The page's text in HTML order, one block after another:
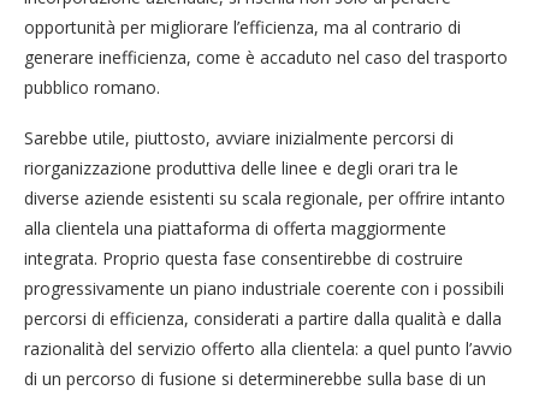
opportunità per migliorare l’efficienza, ma al contrario di
generare inefficienza, come è accaduto nel caso del trasporto
pubblico romano.
Sarebbe utile, piuttosto, avviare inizialmente percorsi di
riorganizzazione produttiva delle linee e degli orari tra le
diverse aziende esistenti su scala regionale, per offrire intanto
alla clientela una piattaforma di offerta maggiormente
integrata. Proprio questa fase consentirebbe di costruire
progressivamente un piano industriale coerente con i possibili
percorsi di efficienza, considerati a partire dalla qualità e dalla
razionalità del servizio offerto alla clientela: a quel punto l’avvio
di un percorso di fusione si determinerebbe sulla base di un